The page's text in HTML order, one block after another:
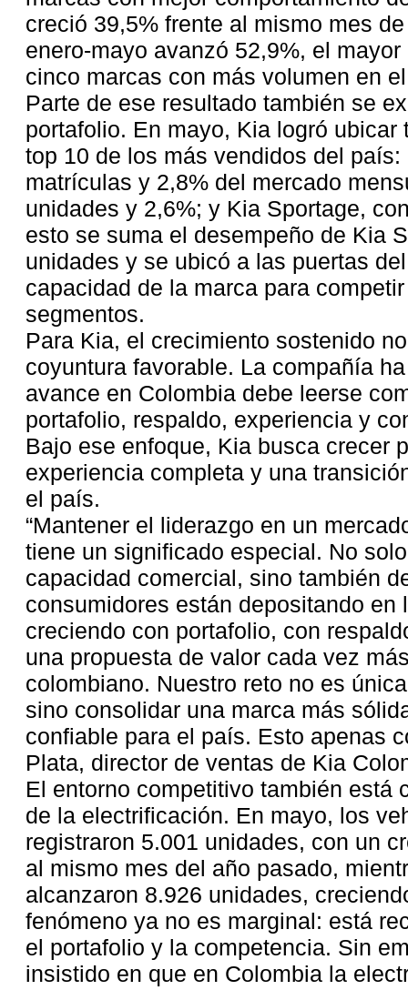
creció 39,5% frente al mismo mes
enero-mayo avanzó 52,9%, el
cinco marcas con más volumen en
Parte de ese resultado también se
portafolio. En mayo, Kia logró ubicar
top 10 de los más vendidos del
matrículas y 2,8% del mercado
unidades y 2,6%; y Kia Sportage,
esto se suma el desempeño de Kia
unidades y se ubicó a las puertas
capacidad de la marca para
segmentos.
Para Kia, el crecimiento sostenido
coyuntura favorable. La compañía
avance en Colombia debe leerse
portafolio, respaldo, experiencia y
Bajo ese enfoque, Kia busca crecer
experiencia completa y una
el país.
“Mantener el liderazgo en un
tiene un significado especial. No
capacidad comercial, sino también
consumidores están depositando en
creciendo con portafolio, con
una propuesta de valor cada vez
colombiano. Nuestro reto no es
sino consolidar una marca más
confiable para el país. Esto apenas
Plata, director de ventas de Kia
El entorno competitivo también está
de la electrificación. En mayo, los
registraron 5.001 unidades, con un
al mismo mes del año pasado,
alcanzaron 8.926 unidades,
fenómeno ya no es marginal: está
el portafolio y la competencia. Sin
insistido en que en Colombia la